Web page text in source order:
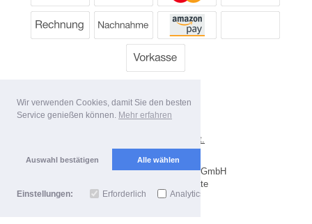
Wir verwenden Cookies, damit Sie den besten
Service genießen können. Mehr erfahren
Auswahl bestätigen Alle wählen
Einstellungen: Erforderlich Analytics
Alle Preise inkl. MwSt.
Lieferbedingungen
Copyright 2026 by Dartpoint GmbH
Mobile Shop by Shopgate